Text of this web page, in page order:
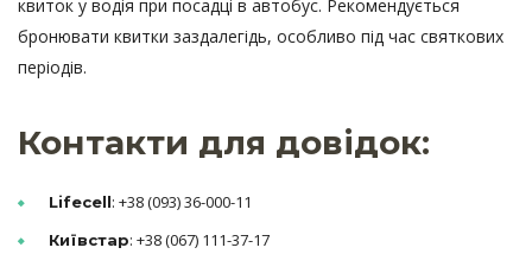
квиток у водія при посадці в автобус. Рекомендується
бронювати квитки заздалегідь, особливо під час святкових
періодів.
Контакти для довідок:
Lifecell: +38 (093) 36-000-11
Київстар: +38 (067) 111-37-17